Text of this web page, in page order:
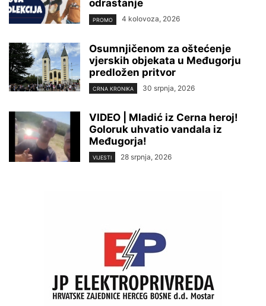
odrastanje
PROMO 4 kolovoza, 2026
Osumnjičenom za oštećenje
vjerskih objekata u Međugorju
predložen pritvor
CRNA KRONIKA 30 srpnja, 2026
VIDEO | Mladić iz Cerna heroj!
Goloruk uhvatio vandala iz
Međugorja!
VIJESTI 28 srpnja, 2026